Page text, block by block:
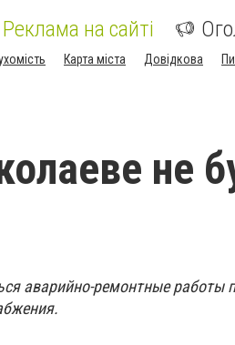
Реклама на сайті
Карта міста Довідкова
не
аварийно-ремонтные работы